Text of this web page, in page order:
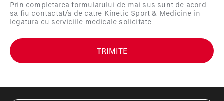
Prin completarea formularului de mai sus sunt de acord
sa fiu contactat/a de catre Kinetic Sport & Medicine in
legatura cu serviciile medicale solicitate
TRIMITE